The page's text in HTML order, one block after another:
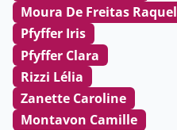
Moura De Freitas Raquel
Pfyffer Iris
Pfyffer Clara
Rizzi Lélia
Zanette Caroline
Montavon Camille